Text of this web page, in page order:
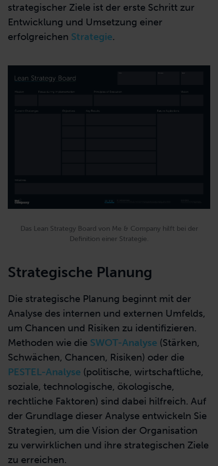
strategischer Ziele ist der erste Schritt zur
Entwicklung und Umsetzung einer
erfolgreichen Strategie.
Das Lean Strategy Board von Me & Company hilft bei der
Definition einer Strategie.
Strategische Planung
Die strategische Planung beginnt mit der
Analyse des internen und externen Umfelds,
um Chancen und Risiken zu identifizieren.
Methoden wie die SWOT-Analyse (Stärken,
Schwächen, Chancen, Risiken) oder die
PESTEL-Analyse (politische, wirtschaftliche,
soziale, technologische, ökologische,
rechtliche Faktoren) sind dabei hilfreich. Auf
der Grundlage dieser Analyse entwickeln Sie
Strategien, um die Vision der Organisation
zu verwirklichen und ihre strategischen Ziele
zu erreichen.